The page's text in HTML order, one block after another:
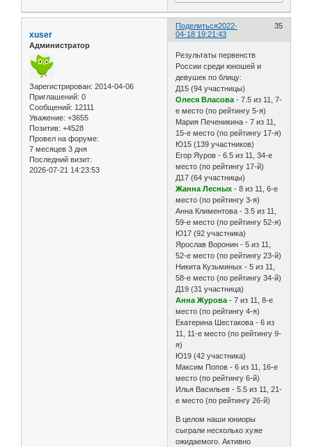
Поделиться 35
2022-
04-18 19:21:43
xuser
Администратор
Зарегистрирован: 2014-04-06
Приглашений: 0
Сообщений: 12111
Уважение: +3655
Позитив: +4528
Провел на форуме:
7 месяцев 3 дня
Последний визит:
2026-07-21 14:23:53
Результаты первенств
России среди юношей и
девушек по блицу:
Д15 (94 участницы)
Олеся Власова - 7.5 из 11, 7-
е место (по рейтингу 5-я)
Мария Печеникина - 7 из 11,
15-е место (по рейтингу 17-я)
Ю15 (139 участников)
Егор Яуров - 6.5 из 11, 34-е
место (по рейтингу 17-й)
Д17 (64 участницы)
Жанна Лесных - 8 из 11, 6-е
место (по рейтингу 3-я)
Анна Климентова - 3.5 из 11,
59-е место (по рейтингу 52-я)
Ю17 (92 участника)
Ярослав Воронин - 5 из 11,
52-е место (по рейтингу 23-й)
Никита Кузьминых - 5 из 11,
58-е место (по рейтингу 34-й)
Д19 (31 участница)
Анна Журова - 7 из 11, 8-е
место (по рейтингу 4-я)
Екатерина Шестакова - 6 из
11, 11-е место (по рейтингу 9-
я)
Ю19 (42 участника)
Максим Попов - 6 из 11, 16-е
место (по рейтингу 6-й)
Илья Васильев - 5.5 из 11, 21-
е место (по рейтингу 26-й)
В целом наши юниоры
сыграли несколько хуже
ожидаемого. Активно